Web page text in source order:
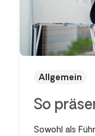
Allgemein
So
Sowohl als